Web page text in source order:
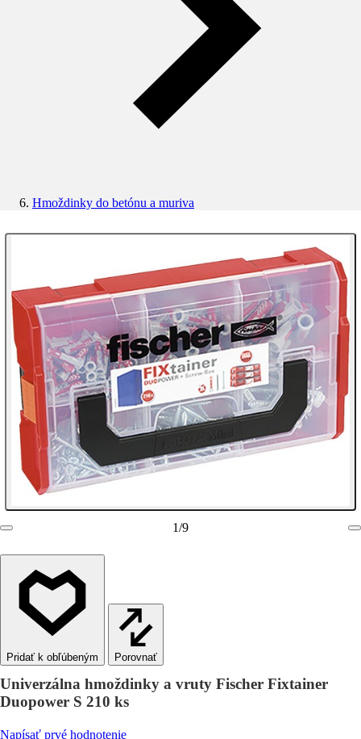
Hmoždinky do betónu a muriva
1/9
Porovnať
Univerzálna hmoždinky a vruty Fischer Fixtainer
Duopower S 210 ks
Napísať prvé hodnotenie